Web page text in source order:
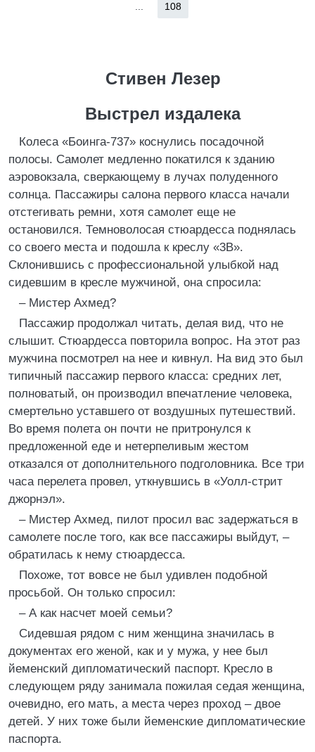
108
Стивен Лезер
Выстрел издалека
Колеса «Боинга-737» коснулись посадочной
полосы. Самолет медленно покатился к зданию
аэровокзала, сверкающему в лучах полуденного
солнца. Пассажиры салона первого класса начали
отстегивать ремни, хотя самолет еще не
остановился. Темноволосая стюардесса поднялась
со своего места и подошла к креслу «3В».
Склонившись с профессиональной улыбкой над
сидевшим в кресле мужчиной, она спросила:
– Мистер Ахмед?
Пассажир продолжал читать, делая вид, что не
слышит. Стюардесса повторила вопрос. На этот раз
мужчина посмотрел на нее и кивнул. На вид это был
типичный пассажир первого класса: средних лет,
полноватый, он производил впечатление человека,
смертельно уставшего от воздушных путешествий.
Во время полета он почти не притронулся к
предложенной еде и нетерпеливым жестом
отказался от дополнительного подголовника. Все три
часа перелета провел, уткнувшись в «Уолл-стрит
джорнэл».
– Мистер Ахмед, пилот просил вас задержаться в
самолете после того, как все пассажиры выйдут, –
обратилась к нему стюардесса.
Похоже, тот вовсе не был удивлен подобной
просьбой. Он только спросил:
– А как насчет моей семьи?
Сидевшая рядом с ним женщина значилась в
документах его женой, как и у мужа, у нее был
йеменский дипломатический паспорт. Кресло в
следующем ряду занимала пожилая седая женщина,
очевидно, его мать, а места через проход – двое
детей. У них тоже были йеменские дипломатические
паспорта.